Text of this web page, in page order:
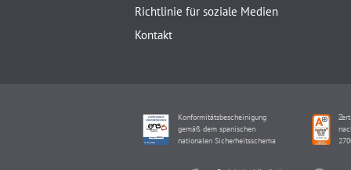
Richtlinie für soziale Medien
Kontakt
Konformitätsbescheinigung
gemäß dem spanischen
nationalen Sicherheitsschema